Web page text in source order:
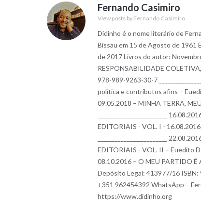
artigos
Fernando Casimiro
View posts by Fernando Casimiro
Didinho é o nome literário de
Bissau em 15 de Agosto de 1961
de 2017 Livros do autor:
RESPONSABILIDADE
978-989-9263-30-7
política e contributos afins –
09.05.2018 – MINHA TERRA,
________________________
EDITORIAIS - VOL. I -
________________________
EDITORIAIS - VOL. II – Euedito
08.10.2016 – O MEU PARTIDO
Depósito Legal: 413977/16
+351 962454392 WhatsApp –
https://www.didinho.org